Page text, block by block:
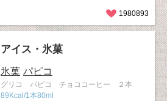
1980893
アイス・氷菓
氷菓 パピコ
グリコ パピコ チョココーヒー ２本
89Kcal/1本80ml